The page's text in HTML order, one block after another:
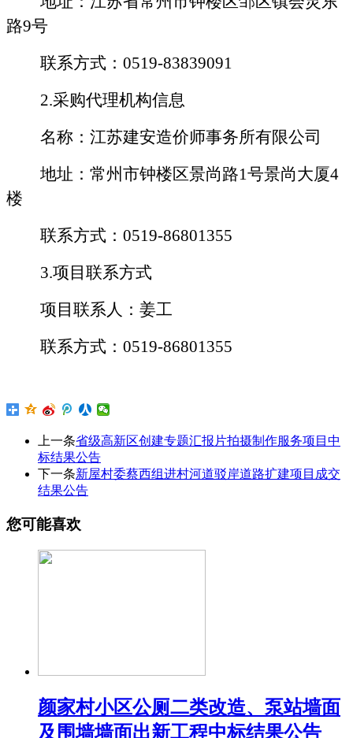
路9号
联系方式： 0519-83839091
2.采购代理机构信息
名称： 江苏建安造价师事务所有限公司
地址：常州市钟楼区景尚路1号景尚大厦4
楼
联系方式： 0519-86801355
3.项目联系方式
项目联系人： 姜工
联系方式： 0519-86801355
上一条省级高新区创建专题汇报片拍摄制作服务项目中
标结果公告
下一条新屋村委蔡西组进村河道驳岸道路扩建项目成交
结果公告
您可能喜欢
颜家村小区公厕二类改造、泵站墙面
及围墙墙面出新工程中标结果公告